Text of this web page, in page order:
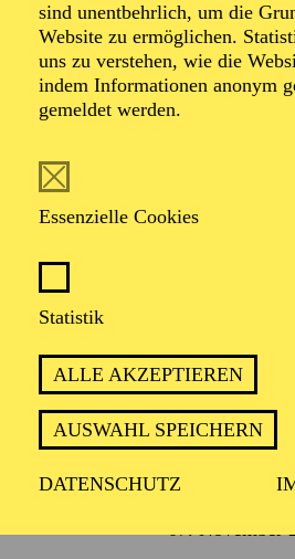
sind unentbehrlich, um die
Website zu ermöglichen.
uns zu verstehen, wie die
indem Informationen anonym
gemeldet werden.
Essenzielle Cookies
Statistik
ALLE AKZEPTIEREN
AUSWAHL SPEICHERN
DATENSCHUTZ
Ballett in zwei Akten von Youri
Dickens und E. T. A
Musik von Pjotr I.
MÄRCHENHAFT,
VOLLER
"NUSSKNACKER"
FAMILIE